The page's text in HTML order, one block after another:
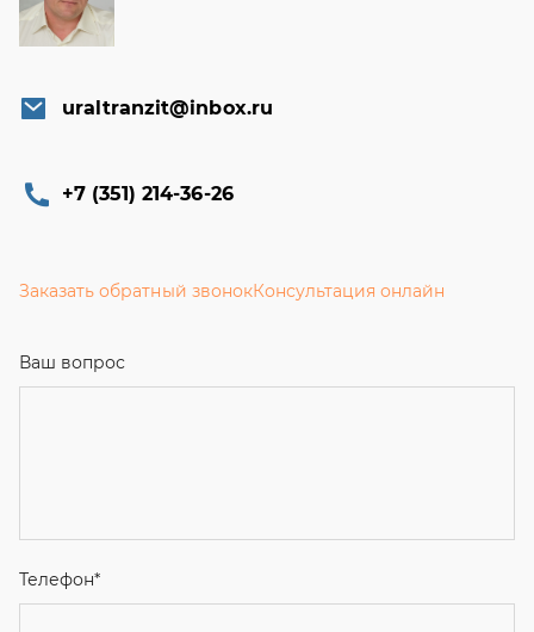
uraltranzit@inbox.ru
+7 (351) 214-36-26
Заказать обратный звонокКонсультация онлайн
Ваш вопрос